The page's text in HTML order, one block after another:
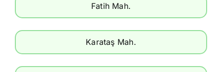
Fatih Mah.
Karataş Mah.